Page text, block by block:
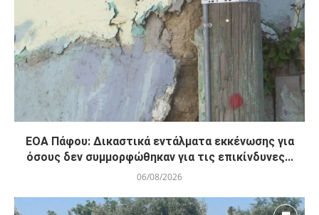
ΕΟΑ Πάφου: Δικαστικά εντάλματα εκκένωσης για
όσους δεν συμμορφώθηκαν για τις επικίνδυνες...
06/08/2026